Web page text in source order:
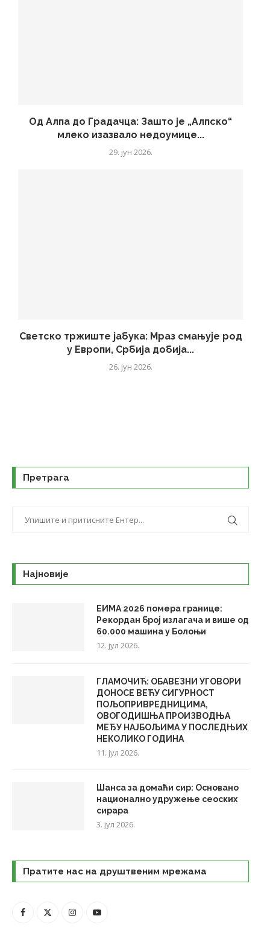
Од Алпа до Градачца: Зашто је „Алпско“
млеко изазвало недоумице...
29. јун 2026.
Светско тржиште јабука: Мраз смањује род
у Европи, Србија добија...
26. јун 2026.
Претрага
Најновије
ЕИМА 2026 помера границе:
Рекордан број излагача и више од
60.000 машина у Болоњи
12. јул 2026.
ГЛАМОЧИЋ: ОБАВЕЗНИ УГОВОРИ
ДОНОСЕ ВЕЋУ СИГУРНОСТ
ПОЉОПРИВРЕДНИЦИМА,
ОВОГОДИШЊА ПРОИЗВОДЊА
МЕЂУ НАЈБОЉИМА У ПОСЛЕДЊИХ
НЕКОЛИКО ГОДИНА
11. јул 2026.
Шанса за домаћи сир: Основано
национално удружење сеоских
сирара
3. јул 2026.
Пратите нас на друштвеним мрежама